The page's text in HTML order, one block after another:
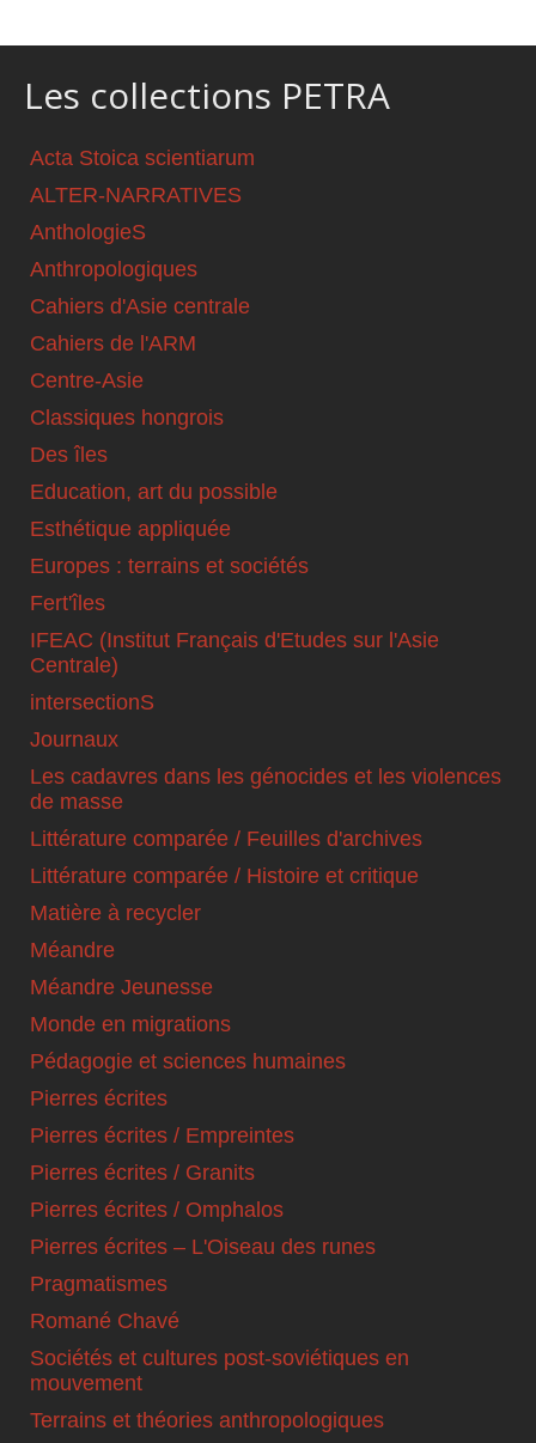
Les collections PETRA
Acta Stoica scientiarum
ALTER-NARRATIVES
AnthologieS
Anthropologiques
Cahiers d'Asie centrale
Cahiers de l'ARM
Centre-Asie
Classiques hongrois
Des îles
Education, art du possible
Esthétique appliquée
Europes : terrains et sociétés
Fert'îles
IFEAC (Institut Français d'Etudes sur l'Asie
Centrale)
intersectionS
Journaux
Les cadavres dans les génocides et les violences
de masse
Littérature comparée / Feuilles d'archives
Littérature comparée / Histoire et critique
Matière à recycler
Méandre
Méandre Jeunesse
Monde en migrations
Pédagogie et sciences humaines
Pierres écrites
Pierres écrites / Empreintes
Pierres écrites / Granits
Pierres écrites / Omphalos
Pierres écrites – L'Oiseau des runes
Pragmatismes
Romané Chavé
Sociétés et cultures post-soviétiques en
mouvement
Terrains et théories anthropologiques